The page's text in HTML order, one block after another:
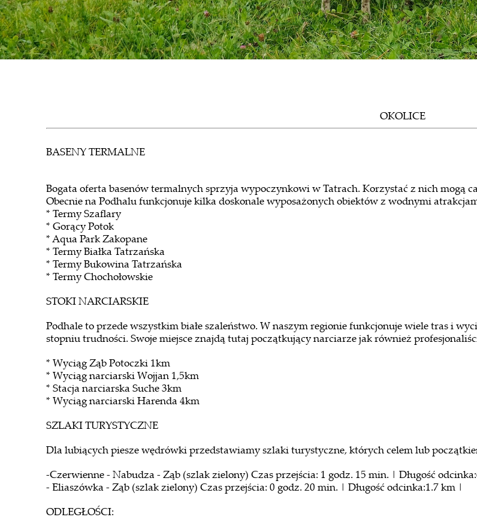
OKOLICE
BASENY TERMALNE
Bogata oferta basenów termalnych sprzyja wypoczynkowi w Tatrach. Korzystać z nich mogą
Obecnie na Podhalu funkcjonuje kilka doskonale wyposażonych obiektów z wodnymi
* Termy Szaflary
* Gorący Potok
* Aqua Park Zakopane
* Termy Białka Tatrzańska
* Termy Bukowina Tatrzańska
* Termy Chochołowskie
STOKI NARCIARSKIE
Podhale to przede wszystkim białe szaleństwo. W naszym regionie funkcjonuje wiele tras i
stopniu trudności. Swoje miejsce znajdą tutaj początkujący narciarze jak również
* Wyciąg Ząb Potoczki 1km
* Wyciąg narciarski Wojjan 1,5km
* Stacja narciarska Suche 3km
* Wyciąg narciarski Harenda 4km
SZLAKI TURYSTYCZNE
Dla lubiących piesze wędrówki przedstawiamy szlaki turystyczne, których celem lub
-Czerwienne - Nabudza - Ząb (szlak zielony) Czas przejścia: 1 godz. 15 min. | Długość
- Eliaszówka - Ząb (szlak zielony) Czas przejścia: 0 godz. 20 min. | Długość odcinka:1.7 km |
ODLEGŁOŚCI: